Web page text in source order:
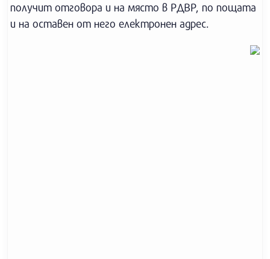
получит отговора и на място в РДВР, по пощата
и на оставен от него електронен адрес.